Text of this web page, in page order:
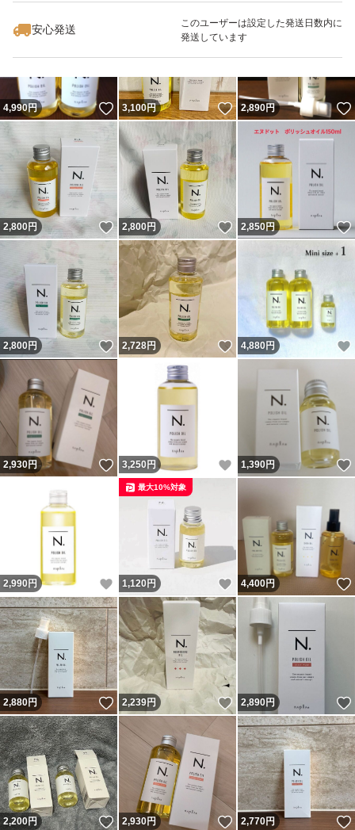
安心発送
このユーザーは設定した発送日数内に
発送しています
4,990円 いいね！
3,100円 いいね！
2,890円
2,800円 いいね！
2,800円 いいね！
2,850円
2,800円 いいね！
2,728円 いいね！
4,880円
2,930円 いいね！
3,250 円 いいね！
1,390円
2,990 円 いいね！
1,120 円 いいね！
最大10%対象
4,400円
2,880円 いいね！
2,239円 いいね！
2,890円
2,200円 いいね！
2,930円 いいね！
2,770円